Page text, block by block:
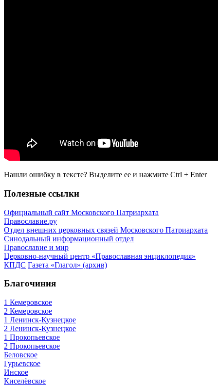
Нашли ошибку в тексте? Выделите ее и нажмите Ctrl + Enter
Полезные ссылки
Официальный сайт Московского Патриархата
Православие.ру
Отдел внешних церковных связей Московского Патриархата
Синодальный информационный отдел
Православие и мир
Церковно-научный центр «Православная энциклопедия»
КПДС Газета «Глагол» (архив)
Благочиния
1 Кемеровское
2 Кемеровское
1 Ленинск-Кузнецкое
2 Ленинск-Кузнецкое
1 Прокопьевское
2 Прокопьевское
Беловское
Гурьевское
Инское
Киселёвское